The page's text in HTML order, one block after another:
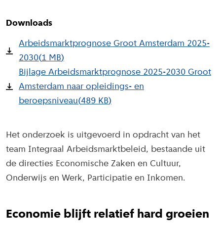
Downloads
Arbeidsmarktprognose Groot Amsterdam 2025-
2030(1 MB)
Bijlage Arbeidsmarktprognose 2025-2030 Groot
Amsterdam naar opleidings- en
beroepsniveau(489 KB)
Het onderzoek is uitgevoerd in opdracht van het
team Integraal Arbeidsmarktbeleid, bestaande uit
de directies Economische Zaken en Cultuur,
Onderwijs en Werk, Participatie en Inkomen.
Economie blijft relatief hard groeien